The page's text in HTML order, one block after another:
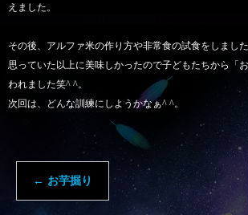
えました。
その後、アルファ米の作り方や非常食の試食をしました
思っていた以上に美味しかったので子どもたちから「
われました笑^ ^。
次回は、どんな訓練にしようかなぁ^ ^。
← お芋掘り